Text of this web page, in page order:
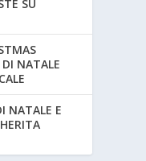
SU
NATALE
NATALE E